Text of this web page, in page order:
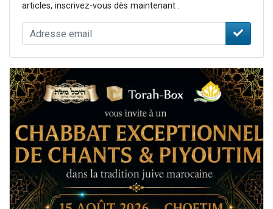
articles, inscrivez-vous dès maintenant :